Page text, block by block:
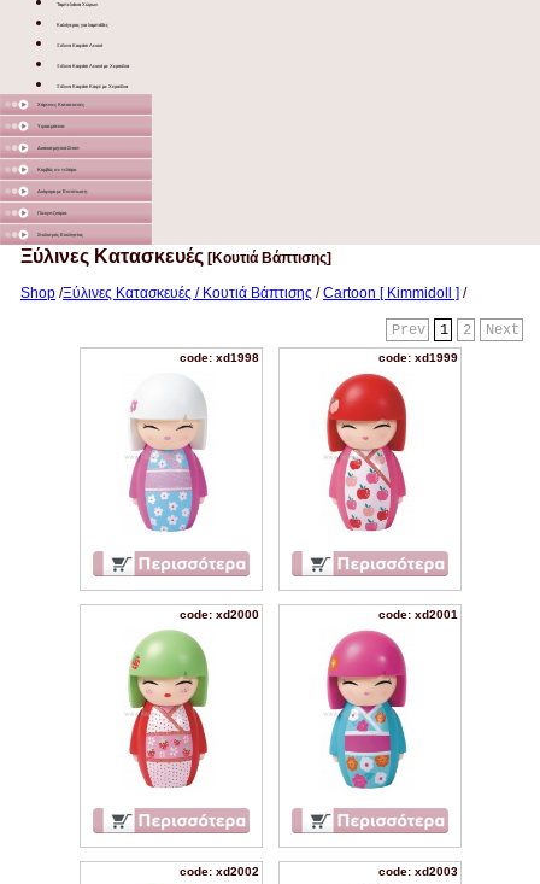
Ταμπελάκια Χώρων
Καλόγερος για λαμπάδες
Ξύλινο Καφάσι Λευκό
Ξύλινο Καφάσι Λευκό με Χερούλια
Ξύλινο Καφάσι Καφέ με Χερούλια
Χάρτινες Κατασκευές
Υφασμάτινα
Διακοσμητικά Σταντ
Καμβάς σε τελάρο
Διάφορα με Εκτύπωση
Γλειφιτζούρια
Στολισμός Εκκλησίας
Ξύλινες Κατασκευές [Κουτιά Βάπτισης]
Shop /Ξύλινες Κατασκευές / Κουτιά Βάπτισης /Cartoon [ Kimmidoll ] /
Next
2
1
Prev
code: xd1998 code: xd1999
code: xd2000 code: xd2001
code: xd2002 code: xd2003